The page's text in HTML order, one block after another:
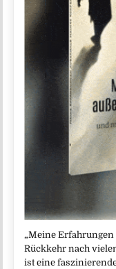
„Meine
Rückkehr nach
ist eine